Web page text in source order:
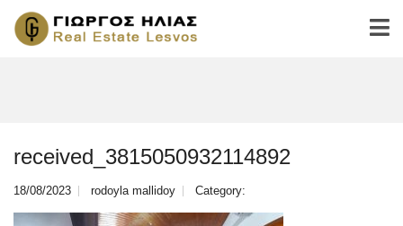
received_3815050932114892
18/08/2023 rodoyla mallidoy Category: